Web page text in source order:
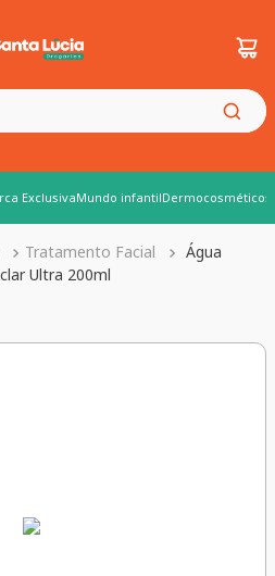
ExclusivaMundo infantilDermocosméticos
Tratamento Facial
Água
Ultra 200ml